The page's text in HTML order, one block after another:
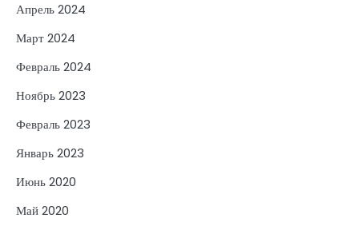
Апрель 2024
Март 2024
Февраль 2024
Ноябрь 2023
Февраль 2023
Январь 2023
Июнь 2020
Май 2020